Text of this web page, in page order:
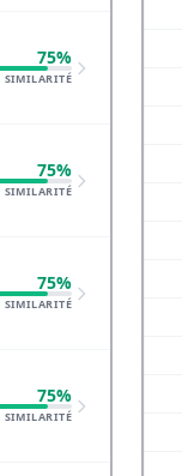
75%
SIMILARITÉ
75%
SIMILARITÉ
75%
SIMILARITÉ
75%
SIMILARITÉ